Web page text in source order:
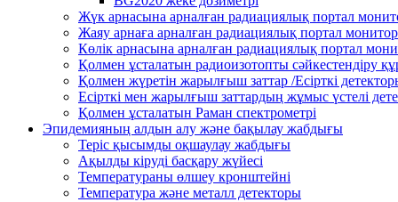
Жүк арнасына арналған радиациялық портал
Жаяу арнаға арналған радиациялық портал
Көлік арнасына арналған радиациялық портал
Қолмен ұсталатын радиоизотопты сәйкестендіру
Қолмен жүретін жарылғыш заттар /Есірткі
Есірткі мен жарылғыш заттардың жұмыс үстелі
Қолмен ұсталатын Раман спектрометрі
Эпидемияның алдын алу және бақылау жабдығы
Теріс қысымды оқшаулау жабдығы
Ақылды кіруді басқару жүйесі
Температураны өлшеу кронштейні
Температура және металл детекторы